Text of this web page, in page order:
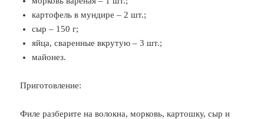
картофель в мундире – 2 шт.;
сыр – 150 г;
яйца, сваренные вкрутую – 3 шт.;
майонез.
Приготовление:
Филе разберите на волокна, морковь, картошку, сыр и